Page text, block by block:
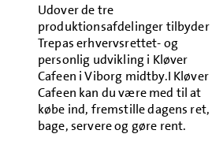
Udover de tre
produktionsafdelinger tilbyder
Trepas erhvervsrettet- og
personlig udvikling i Kløver
Cafeen i Viborg midtby.I Kløver
Cafeen kan du være med til at
købe ind, fremstille dagens ret,
bage, servere og gøre rent.